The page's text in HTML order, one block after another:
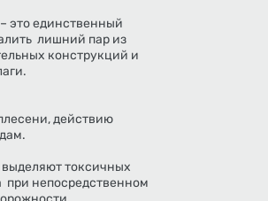
это единственный
лишний пар из
конструкций и
действию
токсичных
при непосредственном